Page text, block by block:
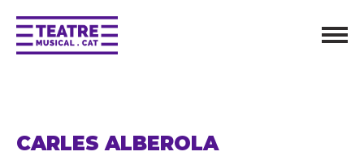
CARLES ALBEROLA